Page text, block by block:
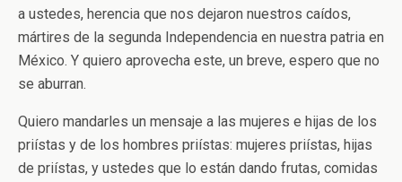
a ustedes, herencia que nos dejaron nuestros caídos,
mártires de la segunda Independencia en nuestra patria en
México. Y quiero aprovecha este, un breve, espero que no
se aburran.
Quiero mandarles un mensaje a las mujeres e hijas de los
priístas y de los hombres priístas: mujeres priístas, hijas
de priístas, y ustedes que lo están dando frutas, comidas